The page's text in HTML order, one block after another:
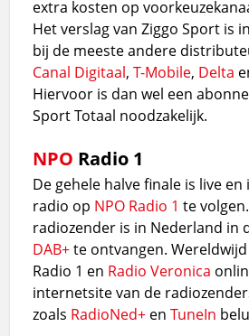
extra kosten op
Het verslag van Ziggo Sport is
bij de meeste andere
Canal Digitaal,T-Mobile, Delta
Hiervoor is dan wel een
Sport Totaal noodzakelijk.
NPO Radio 1
De gehele halve finale is live
radio op NPO Radio 1 te
radiozender is in Nederland in
DAB+te ontvangen.
Radio 1 en Radio Veronica
internetsite van de
zoals RadioNed+ enTuneIn